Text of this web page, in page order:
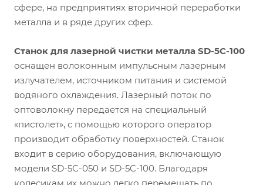
сфере, на предприятиях вторичной переработки
металла и в ряде других сфер.
Станок для лазерной чистки металла SD-5C-100
оснащен волоконным импульсным лазерным
излучателем, источником питания и системой
водяного охлаждения. Лазерный поток по
оптоволокну передается на специальный
«пистолет», с помощью которого оператор
производит обработку поверхностей. Станок
входит в серию оборудования, включающую
модели SD-5C-050 и SD-5C-100. Благодаря